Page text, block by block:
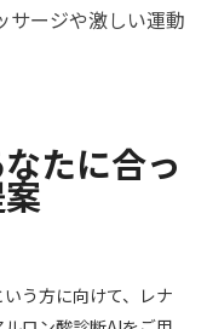
サージや激しい運動
たに合っ
う方に向けて、レナ